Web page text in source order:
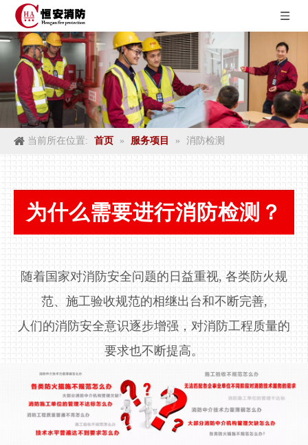
当前所在位置: 首页 » 服务项目 » 消防检测
为什么需要进行消防检测？
随着国家对消防安全问题的日益重视, 各类防火规
范、施工验收规范的相继出台和不断完善,
人们的消防安全意识逐步增强，对消防工程质量的
要求也不断提高。